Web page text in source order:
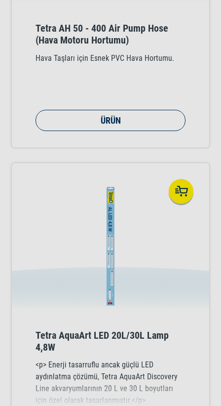
Tetra AH 50 - 400 Air Pump Hose
(Hava Motoru Hortumu)
Hava Taşları için Esnek PVC Hava Hortumu.
ÜRÜN
Tetra AquaArt LED 20L/30L Lamp
4,8W
<p> Enerji tasarruflu ancak güçlü LED
aydınlatma çözümü, Tetra AquaArt Discovery
Line akvaryumlarının 20 L ve 30 L boyutları
için özel olarak tasarlanmıştır.</p>